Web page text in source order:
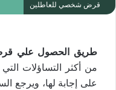
قرض شخصي للعاطلين
طريق الحصول علي
من أكثر التساؤلات
على إجابة لها، ويرجع